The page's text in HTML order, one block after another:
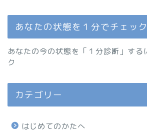
あなたの状態を１分でチェック
あなたの今の状態を「１分診断」する
ク
カテゴリー
はじめてのかたへ